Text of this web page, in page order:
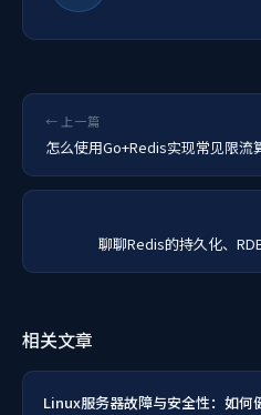
← 上一篇
怎么使用Go+Redis实现常见限流
聊聊Redis的持久化、
相关文章
Linux服务器故障与安全性：如何